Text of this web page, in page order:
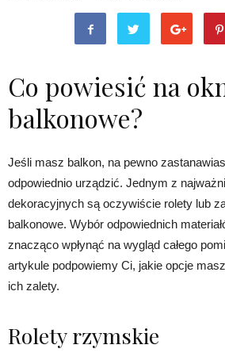
Co powiesić na
balkonowe?
Jeśli masz balkon, na pewno
odpowiednio urządzić. Jednym z
dekoracyjnych są oczywiście rolety lub
balkonowe. Wybór odpowiednich
znacząco wpłynąć na wygląd całego
artykule podpowiemy Ci, jakie opcje
ich zalety.
Rolety rzymskie